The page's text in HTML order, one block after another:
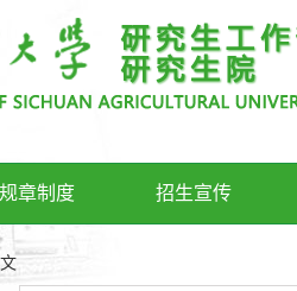
规章制度 招生宣传